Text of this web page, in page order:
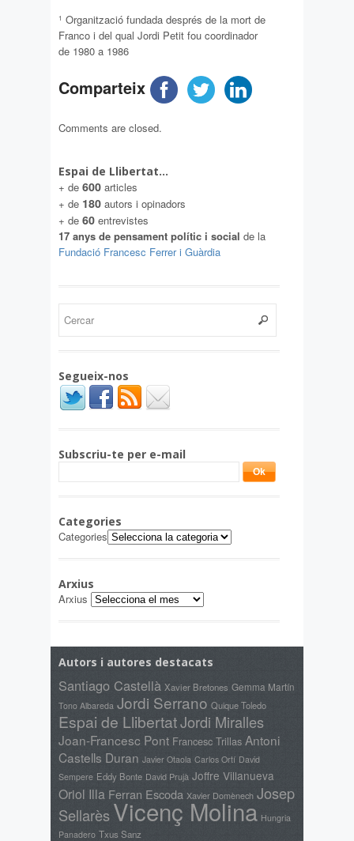
1 Organització fundada després de la mort de
Franco i del qual Jordi Petit fou coordinador
de 1980 a 1986
Comparteix
Comments are closed.
Espai de Llibertat…
+ de 600 articles
+ de 180 autors i opinadors
+ de 60 entrevistes
17 anys de pensament polític i social de la
Fundació Francesc Ferrer i Guàrdia
Segueix-nos
Subscriu-te per e-mail
Categories
Categories
Arxius
Arxius
Autors i autores destacats
Santiago Castellà Xavier Bretones Gemma Martín
Tono Albareda Jordi Serrano Quique Toledo
Espai de LlibertatJordi Miralles
Joan-Francesc Pont Francesc Trillas Antoni
Castells Duran Javier Otaola Carlos Ortí David
Sempere Eddy Bonte David Prujà Joffre Villanueva
Oriol Illa Ferran Escoda Xavier Domènech Josep
SellarèsVicenç Molina Hungria
Panadero Txus Sanz